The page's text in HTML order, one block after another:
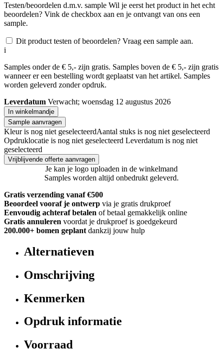
Testen/beoordelen d.m.v. sample Wil je eerst het product in het echt
beoordelen? Vink de checkbox aan en je ontvangt van ons een
sample.
Dit product testen of beoordelen? Vraag een sample aan.
i
Samples onder de € 5,- zijn gratis. Samples boven de € 5,- zijn gratis
wanneer er een bestelling wordt geplaatst van het artikel. Samples
worden geleverd zonder opdruk.
Leverdatum Verwacht; woensdag 12 augustus 2026
In winkelmandje
Sample aanvragen
Kleur is nog niet geselecteerdAantal stuks is nog niet geselecteerd
Opdruklocatie is nog niet geselecteerd Leverdatum is nog niet
geselecteerd
Vrijblijvende offerte aanvragen
Je kan je logo uploaden in de winkelmand
Samples worden altijd onbedrukt geleverd.
Gratis verzending vanaf €500
Beoordeel vooraf je ontwerp via je gratis drukproef
Eenvoudig achteraf betalen of betaal gemakkelijk online
Gratis annuleren voordat je drukproef is goedgekeurd
200.000+ bomen geplant dankzij jouw hulp
Alternatieven
Omschrijving
Kenmerken
Opdruk informatie
Voorraad